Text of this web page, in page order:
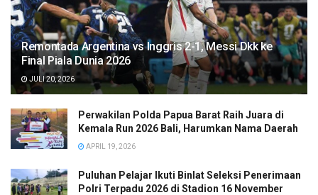
Remontada Argentina vs Inggris 2-1, Messi Dkk ke
Final Piala Dunia 2026
JULI 20, 2026
Perwakilan Polda Papua Barat Raih Juara di
Kemala Run 2026 Bali, Harumkan Nama Daerah
APRIL 19, 2026
Puluhan Pelajar Ikuti Binlat Seleksi Penerimaan
Polri Terpadu 2026 di Stadion 16 November